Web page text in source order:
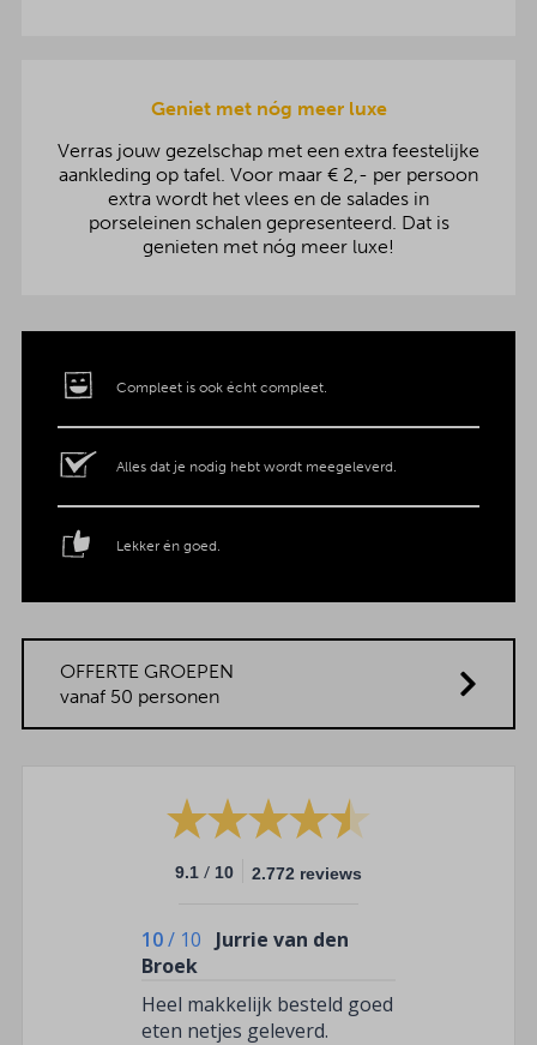
Geniet met nóg meer luxe
Verras jouw gezelschap met een extra feestelijke
aankleding op tafel. Voor maar € 2,- per persoon
extra wordt het vlees en de salades in
porseleinen schalen gepresenteerd. Dat is
genieten met nóg meer luxe!
Compleet is ook écht compleet.
Alles dat je nodig hebt wordt meegeleverd.
Lekker én goed.
OFFERTE GROEPEN
vanaf 50 personen
9.1 / 10 2.772 reviews
10/ 10
Jurrie van den
Broek
Heel makkelijk besteld goed
eten netjes geleverd.